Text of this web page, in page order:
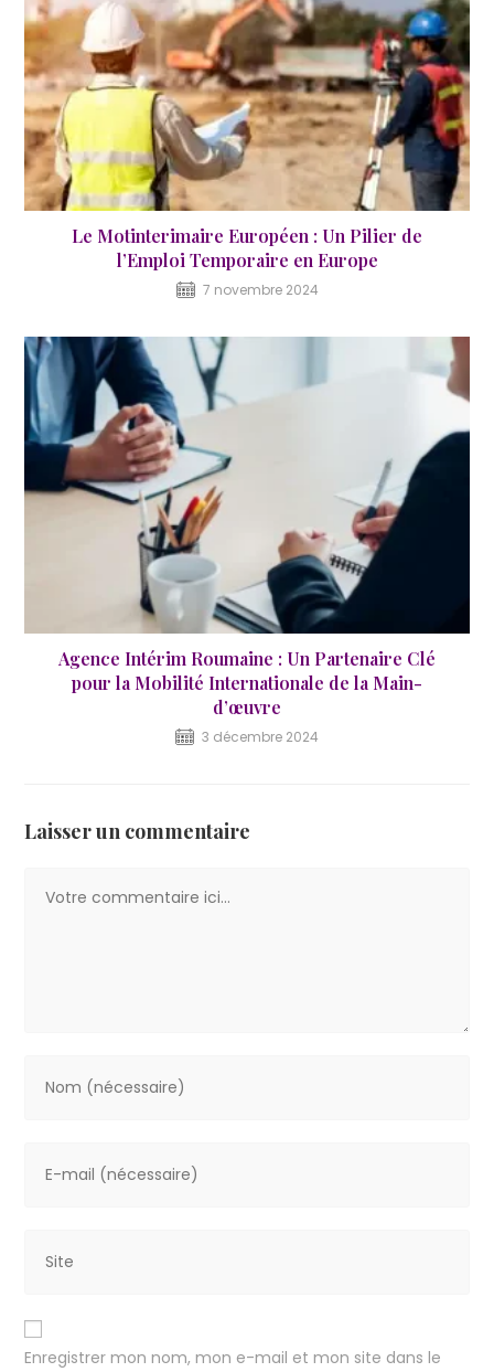
Le Motinterimaire Européen : Un Pilier de
l’Emploi Temporaire en Europe
7 novembre 2024
Agence Intérim Roumaine : Un Partenaire Clé
pour la Mobilité Internationale de la Main-
d’œuvre
3 décembre 2024
Laisser un commentaire
Enregistrer mon nom, mon e-mail et mon site dans le